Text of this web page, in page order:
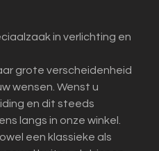
in verlichting en
grote verscheidenheid
wensen. Wenst u
en dit steeds
langs in onze winkel.
een klassieke als